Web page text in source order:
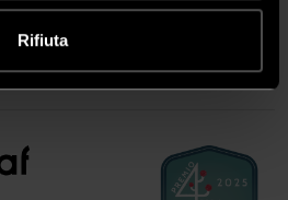
RifiutaClienti